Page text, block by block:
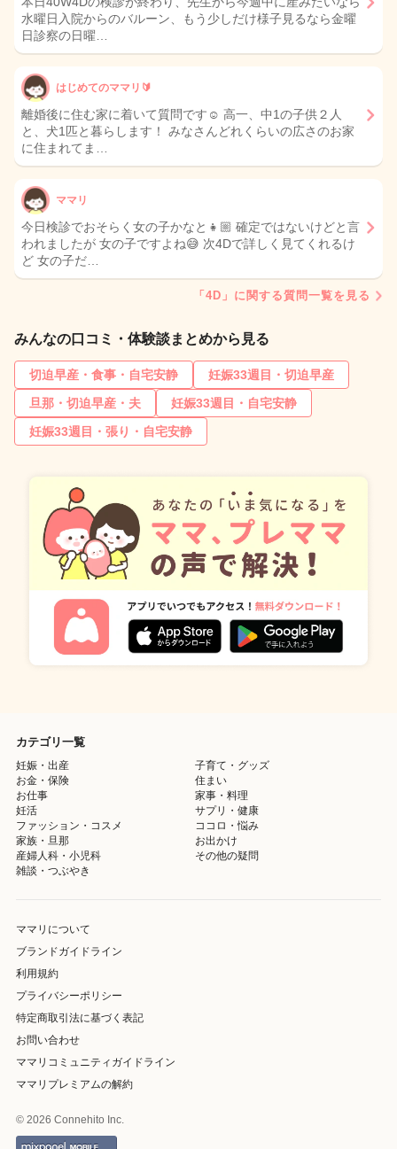
水曜日入院からのバルーン、もう少しだけ様子見るなら金曜
日診察の日曜…
はじめてのママリ🔰
離婚後に住む家に着いて質問です☺︎ 高一、中1の子供２人
と、犬1匹と暮らします！ みなさんどれくらいの広さのお家
に住まれてま…
ママリ
今日検診でおそらく女の子かなと👧🏼 確定ではないけどと言
われましたが 女の子ですよね😅 次4Dで詳しく見てくれるけ
ど 女の子だ…
「4D」に関する質問一覧を見る
みんなの口コミ・体験談まとめから見る
切迫早産・食事・自宅安静
妊娠33週目・切迫早産
旦那・切迫早産・夫
妊娠33週目・自宅安静
妊娠33週目・張り・自宅安静
カテゴリ一覧
妊娠・出産
子育て・グッズ
お金・保険
住まい
お仕事
家事・料理
妊活
サプリ・健康
ファッション・コスメ
ココロ・悩み
家族・旦那
お出かけ
産婦人科・小児科
その他の疑問
雑談・つぶやき
ママリについて
ブランドガイドライン
利用規約
プライバシーポリシー
特定商取引法に基づく表記
お問い合わせ
ママリコミュニティガイドライン
ママリプレミアムの解約
© 2026 Connehito Inc.